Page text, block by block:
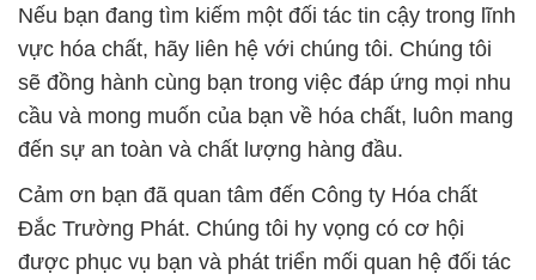
Nếu bạn đang tìm kiếm một đối tác tin cậy trong lĩnh
vực hóa chất, hãy liên hệ với chúng tôi. Chúng tôi
sẽ đồng hành cùng bạn trong việc đáp ứng mọi nhu
cầu và mong muốn của bạn về hóa chất, luôn mang
đến sự an toàn và chất lượng hàng đầu.
Cảm ơn bạn đã quan tâm đến Công ty Hóa chất
Đắc Trường Phát. Chúng tôi hy vọng có cơ hội
được phục vụ bạn và phát triển mối quan hệ đối tác